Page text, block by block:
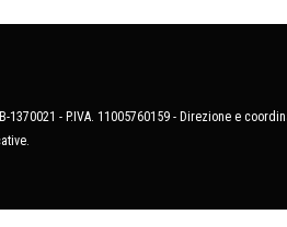
- P.IVA. 11005760159 - Direzione e